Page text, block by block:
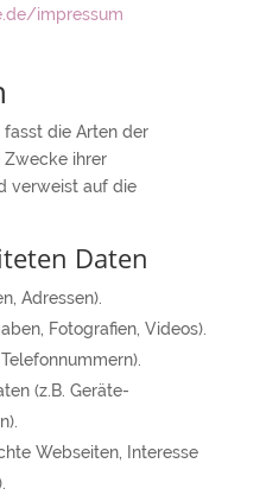
impressum
die Arten der
Zwecke ihrer
verweist auf die
Daten
Adressen).
Fotografien, Videos).
(z.B. Geräte-
Webseiten, Interesse